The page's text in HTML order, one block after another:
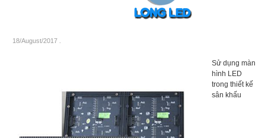
18/August/2017
Sử dụng màn
hình LED
trong thiết kế
sân khấu